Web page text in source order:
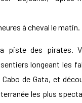
à cheval le matin.
piste des pirates.
longeant les
Cabo de Gata, et
les plus